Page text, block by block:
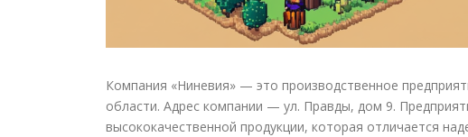
Компания «Ниневия» — это производственное
области. Адрес компании — ул. Правды, дом 9.
высококачественной продукции, которая отличается